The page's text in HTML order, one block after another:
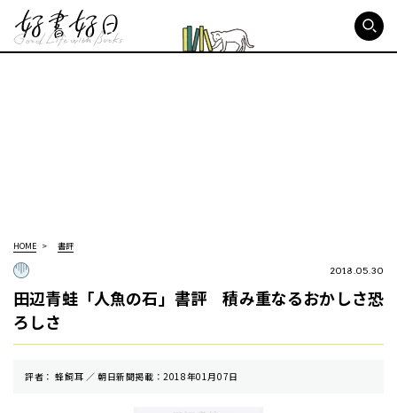
HOME 書評
2018.05.30
田辺青蛙「人魚の石」書評 積み重なるおかしさ恐
ろしさ
評者： 蜂飼耳 ／ 朝⽇新聞掲載：2018年01月07日